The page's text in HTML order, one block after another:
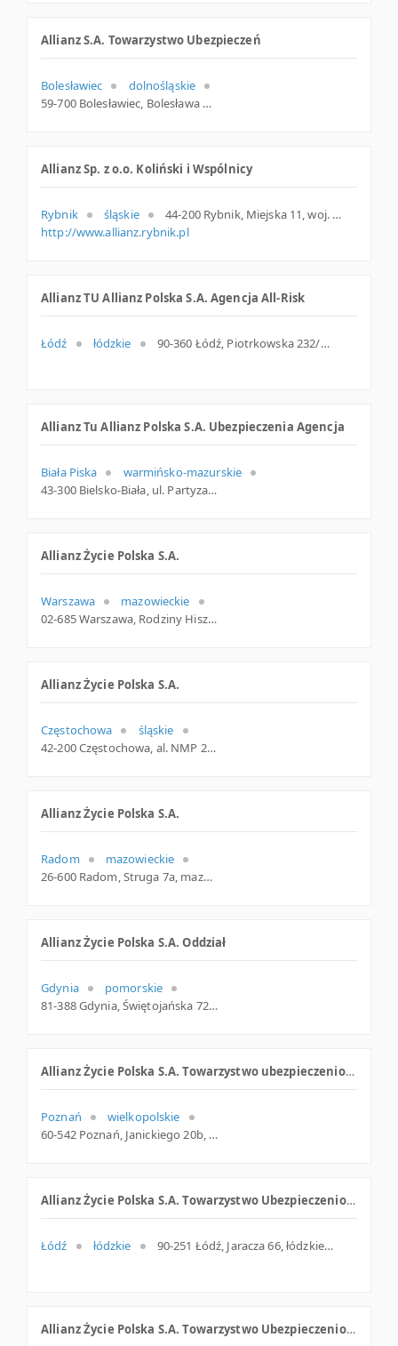
Allianz S.A. Towarzystwo Ubezpieczeń
Bolesławiec
dolnośląskie
59-700 Bolesławiec, Bolesława Chrobrego 35 (Market Społem), dolnośląskie
Allianz Sp. z o.o. Koliński i Wspólnicy
Rybnik śląskie
44-200 Rybnik, Miejska 11, woj. Śląskie, pow. Rybnik, gm. Rybnik
http://www.allianz.rybnik.pl
Allianz TU Allianz Polska S.A. Agencja All-Risk
Łódź łódzkie 90-360 Łódź, Piotrkowska 232/8, łódzkie
Allianz Tu Allianz Polska S.A. Ubezpieczenia Agencja
Biała Piska
warmińsko-mazurskie
43-300 Bielsko-Biała, ul. Partyzantów 72, śląskie
Allianz Życie Polska S.A.
Warszawa
mazowieckie
02-685 Warszawa, Rodziny Hiszpańskich 1, woj. Mazowieckie, pow. Warszawa, gm. Warszawa
Allianz Życie Polska S.A.
Częstochowa
śląskie
42-200 Częstochowa, al. NMP 23, śląskie
Allianz Życie Polska S.A.
Radom
mazowieckie
26-600 Radom, Struga 7a, mazowieckie
Allianz Życie Polska S.A. Oddział
Gdynia
pomorskie
81-388 Gdynia, Świętojańska 72, pomorskie
Allianz Życie Polska S.A. Towarzystwo ubezpieczeniowe
Poznań
wielkopolskie
60-542 Poznań, Janickiego 20b, woj. Wielkopolskie, pow. Poznań, gm. Poznań
Allianz Życie Polska S.A. Towarzystwo Ubezpieczeniowe
Łódź łódzkie 90-251 Łódź, Jaracza 66, łódzkie
Allianz Życie Polska S.A. Towarzystwo Ubezpieczeniowe